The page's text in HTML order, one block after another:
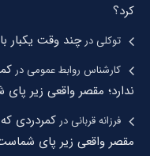
کرد؟
توکلیدرچند وقت یکبار
کارشناس روابط عمومیدر
ندارد؛ مقصر واقعی زیر
فرزانه قربانیدر کمردردی
مقصر واقعی زیر پای